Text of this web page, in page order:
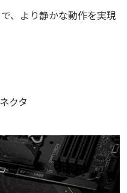
、より静かな動作を実現
クタ